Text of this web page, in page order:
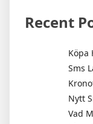
Recent
Köpa
Sms
Nytt
Vad